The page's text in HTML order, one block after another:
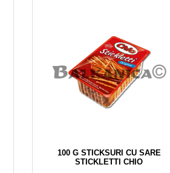
100 G STICKSURI CU SARE
STICKLETTI CHIO